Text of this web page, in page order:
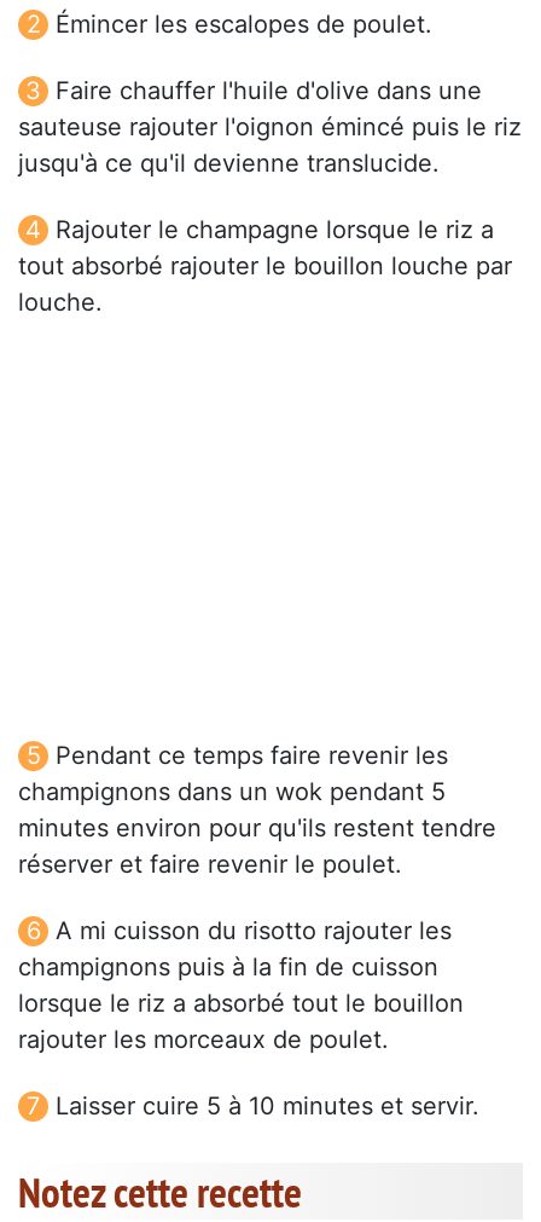
Émincer les escalopes de poulet.
Faire chauffer l'huile d'olive dans une
sauteuse rajouter l'oignon émincé puis le riz
jusqu'à ce qu'il devienne translucide.
Rajouter le champagne lorsque le riz a
tout absorbé rajouter le bouillon louche par
louche.
Pendant ce temps faire revenir les
champignons dans un wok pendant 5
minutes environ pour qu'ils restent tendre
réserver et faire revenir le poulet.
A mi cuisson du risotto rajouter les
champignons puis à la fin de cuisson
lorsque le riz a absorbé tout le bouillon
rajouter les morceaux de poulet.
Laisser cuire 5 à 10 minutes et servir.
Notez cette recette